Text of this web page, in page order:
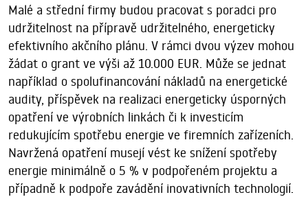
Malé a střední firmy budou pracovat s poradci pro
udržitelnost na přípravě udržitelného, energeticky
efektivního akčního plánu. V rámci dvou výzev mohou
žádat o grant ve výši až 10.000 EUR. Může se jednat
například o spolufinancování nákladů na energetické
audity, příspěvek na realizaci energeticky úsporných
opatření ve výrobních linkách či k investicím
redukujícím spotřebu energie ve firemních zařízeních.
Navržená opatření musejí vést ke snížení spotřeby
energie minimálně o 5 % v podpořeném projektu a
případně k podpoře zavádění inovativních technologií.